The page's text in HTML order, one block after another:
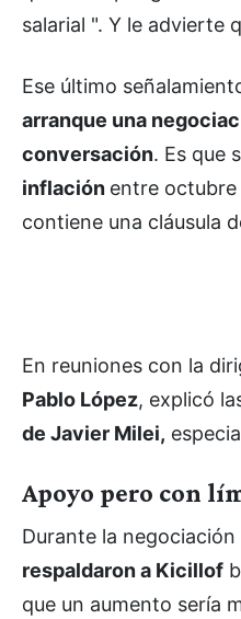
salarial ". Y le advierte
Ese último
arranque una
conversación. Es que
inflación entre octubre
contiene una cláusula
En reuniones con la
Pablo López, explicó
de Javier Milei,
Apoyo pero con
Durante la
respaldaron a Kicillof
que un aumento sería